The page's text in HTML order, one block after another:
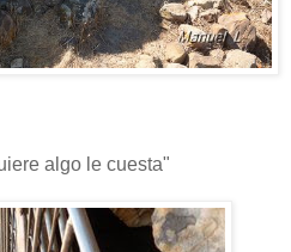
algo le cuesta"